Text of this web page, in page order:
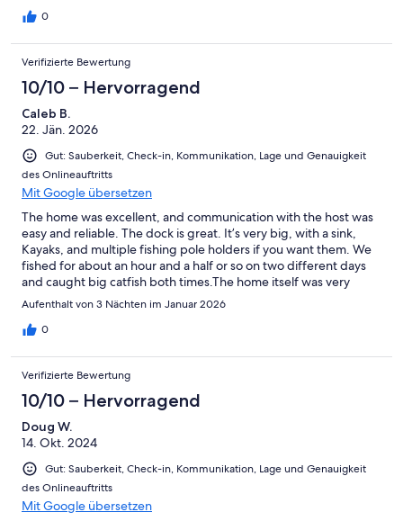
0
Verifizierte Bewertung
10/10 – Hervorragend
Caleb B.
22. Jän. 2026
Gut: Sauberkeit, Check-in, Kommunikation, Lage und Genauigkeit
des Onlineauftritts
Mit Google übersetzen
The home was excellent, and communication with the host was
easy and reliable. The dock is great. It’s very big, with a sink,
Kayaks, and multiple fishing pole holders if you want them. We
fished for about an hour and a half or so on two different days
and caught big catfish both times.The home itself was very
clean and very comfy. It was cold when we went, and the heater
neighborhood itself is nice and out of the way.Overall, it was a
Aufenthalt von 3 Nächten im Januar 2026
0
Verifizierte Bewertung
10/10 – Hervorragend
Doug W.
14. Okt. 2024
Gut: Sauberkeit, Check-in, Kommunikation, Lage und Genauigkeit
des Onlineauftritts
Mit Google übersetzen